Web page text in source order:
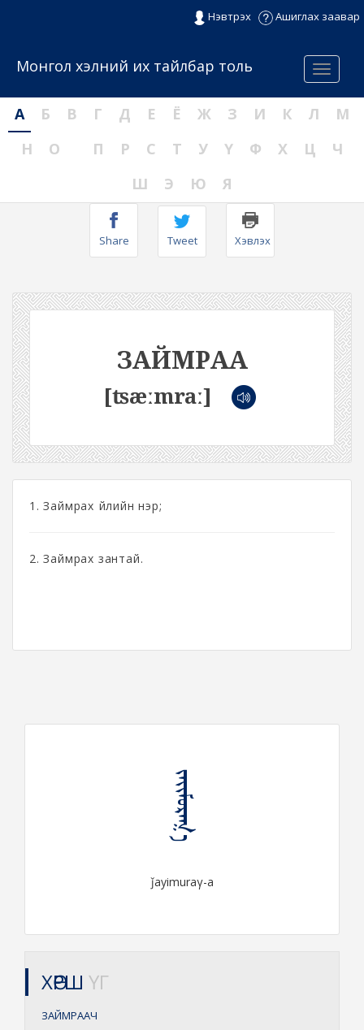
Нэвтрэх Ашиглах заавар
Menu
Монгол хэлний их тайлбар толь
А Б В Г Д Е Ё Ж З И К Л
М
Н
О П Р С Т У Ү Ф Х Ц
Ч
Ш
Э Ю Я
Share Tweet Хэвлэх
ЗАЙМРАА
[ʦæːmraː]
1. Займрах үйлийн нэр;
2. Займрах зантай.
ᠵᠠᠶᠢᠮᠤᠷᠠᠭ᠎ᠠ
ǰayimuraγ-a
ХӨРШ ҮГ
ЗАЙМРААЧ